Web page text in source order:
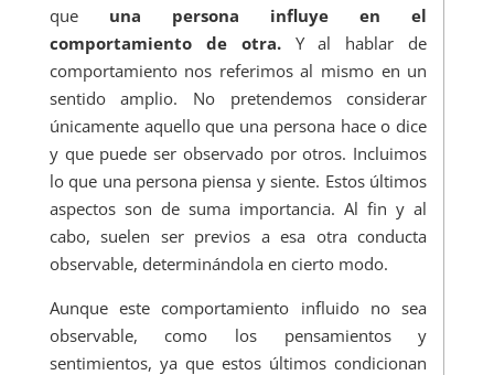
que una persona influye en el
comportamiento de otra. Y al hablar de
comportamiento nos referimos al mismo en un
sentido amplio. No pretendemos considerar
únicamente aquello que una persona hace o dice
y que puede ser observado por otros. Incluimos
lo que una persona piensa y siente. Estos últimos
aspectos son de suma importancia. Al fin y al
cabo, suelen ser previos a esa otra conducta
observable, determinándola en cierto modo.
Aunque este comportamiento influido no sea
observable, como los pensamientos y
sentimientos, ya que estos últimos condicionan